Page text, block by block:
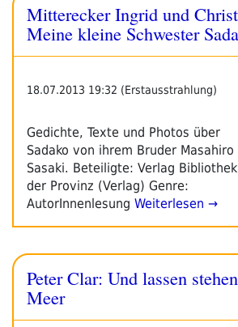
Mitterecker Ingrid und
Meine kleine Schwester
18.07.2013 19:32 (Erstausstrahlung)
Gedichte, Texte und Photos über
Sadako von ihrem Bruder Masahiro
Sasaki. Beteiligte: Verlag Bibliothek
der Provinz (Verlag) Genre:
AutorInnenlesung Weiterlesen →
Peter Clar: Und lassen
Meer